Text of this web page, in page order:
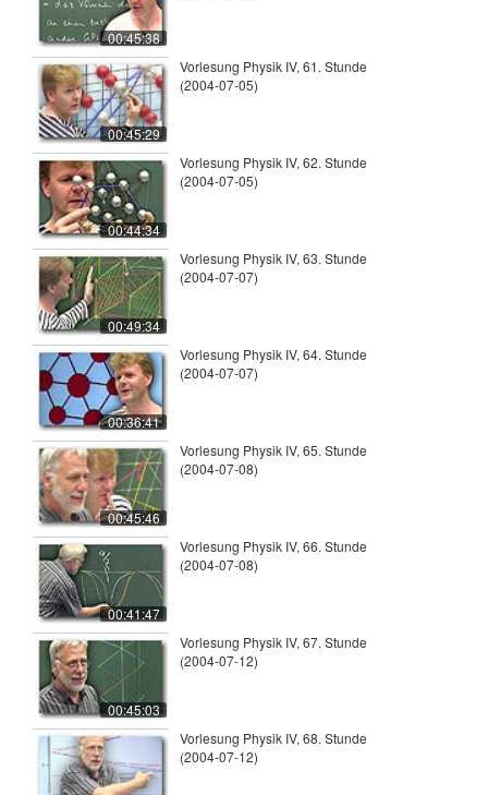
00:45:38
00:45:29
Vorlesung Physik IV, 61. Stunde
(2004-07-05)
00:44:34
Vorlesung Physik IV, 62. Stunde
(2004-07-05)
00:49:34
Vorlesung Physik IV, 63. Stunde
(2004-07-07)
00:36:41
Vorlesung Physik IV, 64. Stunde
(2004-07-07)
00:45:46
Vorlesung Physik IV, 65. Stunde
(2004-07-08)
00:41:47
Vorlesung Physik IV, 66. Stunde
(2004-07-08)
00:45:03
Vorlesung Physik IV, 67. Stunde
(2004-07-12)
Vorlesung Physik IV, 68. Stunde
(2004-07-12)